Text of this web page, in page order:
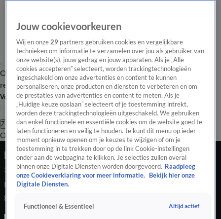
Overzicht Laatste nieuws Regionieuws Het beste van Hart
Tip de
redactie
Volg Hart van Nederland
Zoeken
OverzichtRegioUitzendingenWeerTip de redactiePanelVideo's
Dode bij woningbrand in Arnhem
25 juli 2020, 05:01
Een woningbrand in Arnhem heeft een persoon het leven
gekost. Dat meldt de brandweer.
Jouw cookievoorkeuren
Wij en onze29 partners gebruiken cookies en vergelijkbare
technieken om informatie te verzamelen over jou als gebruiker van
onze website(s), jouw gedrag en jouw apparaten. Als je „Alle
cookies accepteren” selecteert, worden trackingtechnologieën
ingeschakeld om onze advertenties en content te kunnen
personaliseren, onze producten en diensten te verbeteren en om
de prestaties van advertenties en content te meten. Als je
„Huidige keuze opslaan” selecteert of je toestemming intrekt,
worden deze trackingtechnologieën uitgeschakeld. We gebruiken
dan enkel functionele en essentiële cookies om de website goed te
laten functioneren en veilig te houden. Je kunt dit menu op ieder
moment opnieuw openen om je keuzes te wijzigen of om je
toestemming in te trekken door op de link Cookie-instellingen
onder aan de webpagina te klikken. Je selecties zullen overal
binnen onze Digitale Diensten worden doorgevoerd. Raadpleeg
onze Cookieverklaring voor meer informatie.
Bekijk hier onze
Digitale Diensten.
Functioneel & Essentieel Altijd actief